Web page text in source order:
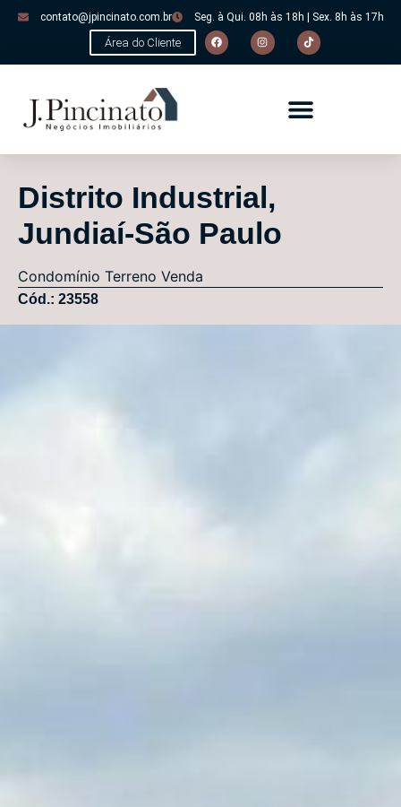
contato@jpincinato.com.br Seg. à Qui. 08h às 18h | Sex. 8h às 17h
Área do Cliente
Distrito Industrial,
Jundiaí-São Paulo
Condomínio Terreno Venda
Cód.: 23558